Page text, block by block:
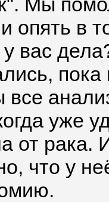
опять в
у вас
все
уже
от рака.
что у